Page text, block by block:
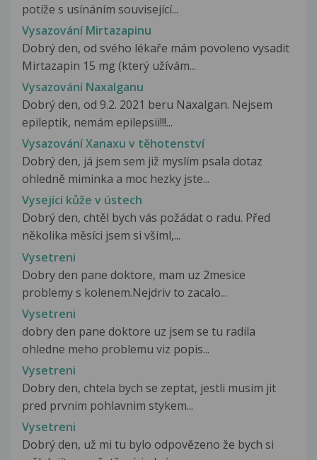
potíže s usínáním související...
Vysazování Mirtazapinu
Dobrý den, od svého lékaře mám povoleno vysadit
Mirtazapin 15 mg (který užívám...
Vysazování Naxalganu
Dobrý den, od 9.2. 2021 beru Naxalgan. Nejsem
epileptik, nemám epilepsii!!!...
Vysazování Xanaxu v těhotenství
Dobrý den, já jsem sem již myslím psala dotaz
ohledně miminka a moc hezky jste...
Vysející kůže v ústech
Dobrý den, chtěl bych vás požádat o radu. Před
několika měsíci jsem si všiml,...
Vysetreni
Dobry den pane doktore, mam uz 2mesice
problemy s kolenem.Nejdriv to zacalo...
Vysetreni
dobry den pane doktore uz jsem se tu radila
ohledne meho problemu viz popis...
Vysetreni
Dobry den, chtela bych se zeptat, jestli musim jit
pred prvnim pohlavnim stykem...
Vysetreni
Dobrý den, už mi tu bylo odpovězeno že bych si